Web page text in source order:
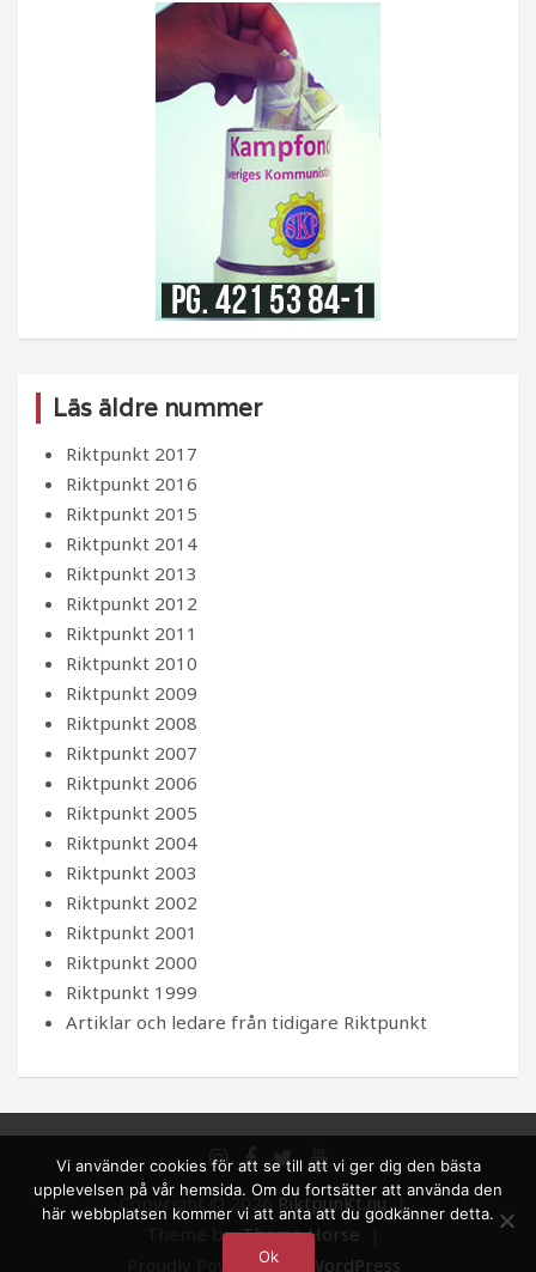
Läs äldre nummer
Riktpunkt 2017
Riktpunkt 2016
Riktpunkt 2015
Riktpunkt 2014
Riktpunkt 2013
Riktpunkt 2012
Riktpunkt 2011
Riktpunkt 2010
Riktpunkt 2009
Riktpunkt 2008
Riktpunkt 2007
Riktpunkt 2006
Riktpunkt 2005
Riktpunkt 2004
Riktpunkt 2003
Riktpunkt 2002
Riktpunkt 2001
Riktpunkt 2000
Riktpunkt 1999
Artiklar och ledare från tidigare Riktpunkt
Copyright © 2026RiktpunKt.nu
Theme by:Theme Horse
Proudly Powered by:
WordPress
Vi använder cookies för att se till att vi ger dig den bästa
upplevelsen på vår hemsida. Om du fortsätter att använda den
här webbplatsen kommer vi att anta att du godkänner detta.
Ok